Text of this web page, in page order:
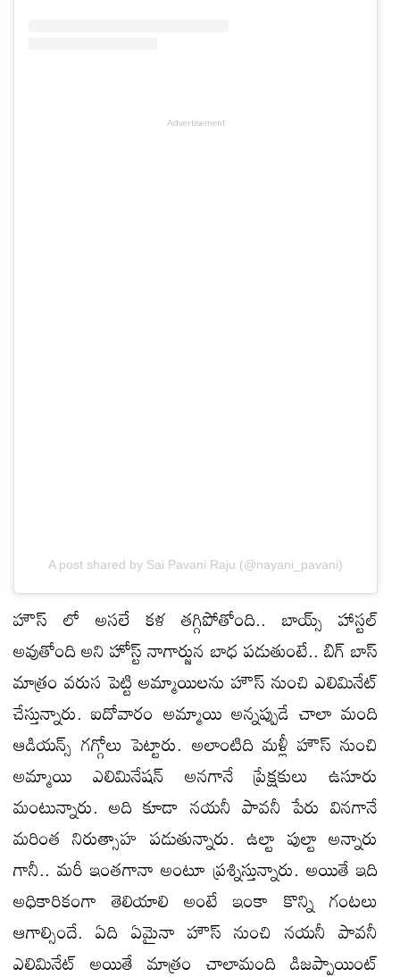
A post shared by Sai Pavani Raju (@nayani_pavani)
హౌస్ లో అసలే కళ తగ్గిపోతోంది.. బాయ్స్ హాస్టల్
అవుతోంది అని హోస్ట్ నాగార్జున బాధ పడుతుంటే.. బిగ్ బాస్
మాత్రం వరుస పెట్టి అమ్మాయిలను హౌస్ నుంచి ఎలిమినేట్
చేస్తున్నారు. ఐదోవారం అమ్మాయి అన్నప్పుడే చాలా మంది
ఆడియన్స్ గగ్గోలు పెట్టారు. అలాంటిది మళ్లీ హౌస్ నుంచి
అమ్మాయి ఎలిమినేషన్ అనగానే ప్రేక్షకులు ఉసూరు
మంటున్నారు. అది కూడా నయనీ పావనీ పేరు వినగానే
మరింత నిరుత్సాహ పడుతున్నారు. ఉల్టా పుల్టా అన్నారు
గానీ.. మరీ ఇంతగానా అంటూ ప్రశ్నిస్తున్నారు. అయితే ఇది
అధికారికంగా తెలియాలి అంటే ఇంకా కొన్ని గంటలు
ఆగాల్సిందే. ఏది ఏమైనా హౌస్ నుంచి నయనీ పావనీ
ఎలిమినేట్ అయితే మాత్రం చాలామంది డిజప్పాయింట్